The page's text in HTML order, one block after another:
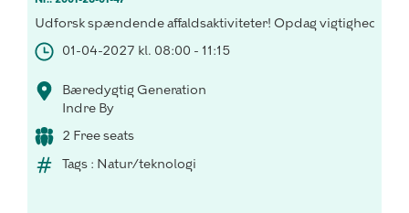
Udforsk spændende affaldsaktiviteter! Opdag vigtigheden
01-04-2027 kl. 08:00 - 11:15
Bæredygtig Generation
Indre By
2 Free seats
Tags : Natur/teknologi